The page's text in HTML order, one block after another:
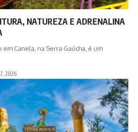
NATUREZA E ADRENALINA
Canela, na Serra Gaúcha, é um
2026